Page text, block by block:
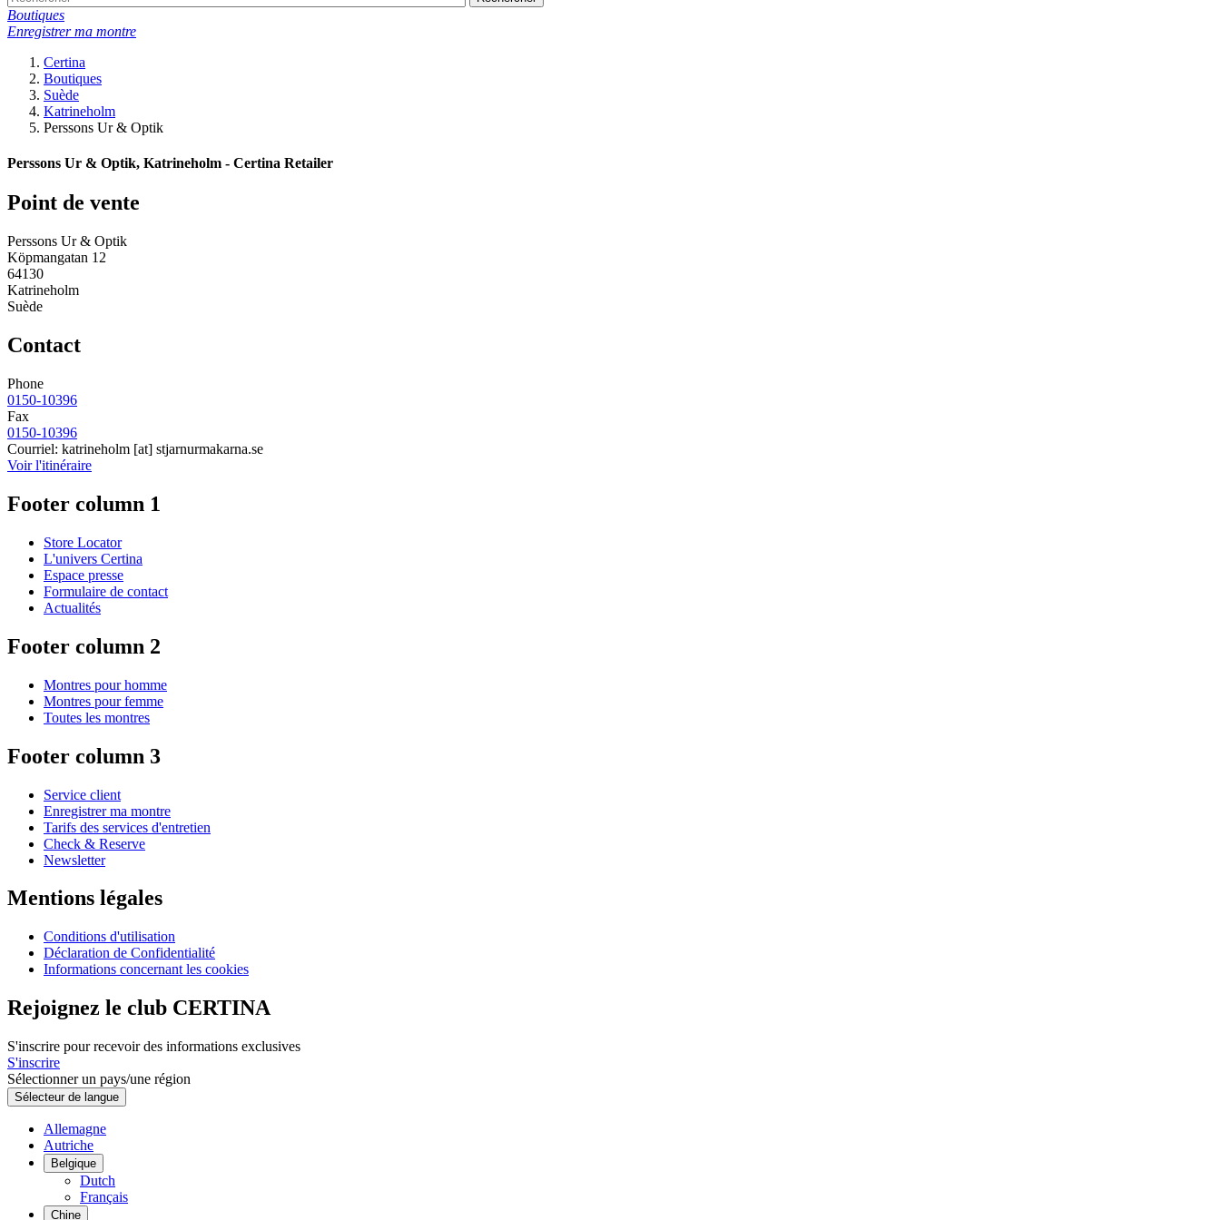
Boutiques
Enregistrer ma montre
Certina
Boutiques
Suède
Katrineholm
Perssons Ur & Optik
Perssons Ur & Optik, Katrineholm - Certina Retailer
Point de vente
Perssons Ur & Optik
Köpmangatan 12
64130
Katrineholm
Suède
Contact
Phone
0150-10396
Fax
0150-10396
Courriel: katrineholm [at] stjarnurmakarna.se
Voir l'itinéraire
Footer column 1
Store Locator
L'univers Certina
Espace presse
Formulaire de contact
Actualités
Footer column 2
Montres pour homme
Montres pour femme
Toutes les montres
Footer column 3
Service client
Enregistrer ma montre
Tarifs des services d'entretien
Check & Reserve
Newsletter
Mentions légales
Conditions d'utilisation
Déclaration de Confidentialité
Informations concernant les cookies
Rejoignez le club CERTINA
S'inscrire pour recevoir des informations exclusives
S'inscrire
Sélectionner un pays/une région
Sélecteur de langue
Allemagne
Autriche
Belgique
Dutch
Français
Chine